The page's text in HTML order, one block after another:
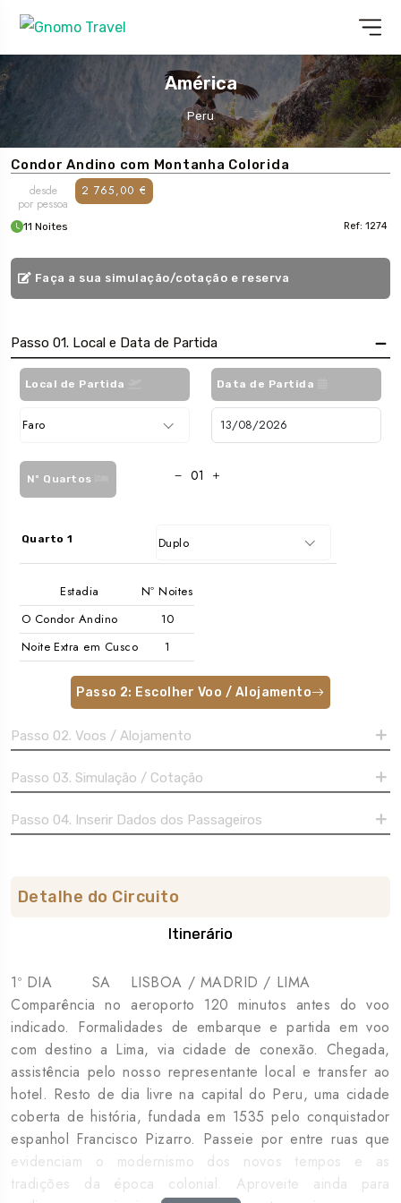
América
Peru
Condor Andino com Montanha Colorida
desde
por pessoa
2 765,00 €
11 Noites Ref: 1274
Faça a sua simulação/cotação e reserva
Passo 01. Local e Data de Partida
Local de Partida
Faro
Data de Partida
Nº Quartos
Quarto 1 Duplo
Estadia
Nº Noites
O Condor Andino
Noite Extra em Cusco
Passo 2: Escolher Voo / Alojamento
Passo 02. Voos / Alojamento
Passo 03. Simulação / Cotação
Passo 04. Inserir Dados dos Passageiros
Detalhe do Circuito
Itinerário
1º DIA SA LISBOA / MADRID / LIMA
Comparência no aeroporto 120 minutos antes do voo
indicado. Formalidades de embarque e partida em voo
com destino a Lima, via cidade de conexão. Chegada,
assistência pelo nosso representante local e transfer ao
hotel. Resto de dia livre na capital do Peru, uma cidade
coberta de história, fundada em 1535 pelo conquistador
espanhol Francisco Pizarro. Passeie por entre ruas que
evidenciam o modernismo dos novos tempos e as
tradições da época colonial. Aproveite ainda para